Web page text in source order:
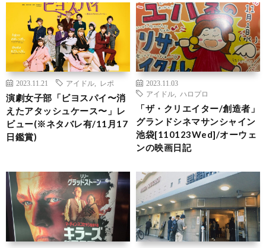
2023.11.21 アイドル レポ
演劇女子部「ビヨスパイ〜消
えたアタッシュケース〜」レ
ビュー(※ネタバレ有/11月17
日鑑賞)
2023.11.03
アイドル
ハロプロ
「ザ・クリエイター/創造者」
グランドシネマサンシャイン
池袋[110123Wed]/オーウェ
ンの映画日記